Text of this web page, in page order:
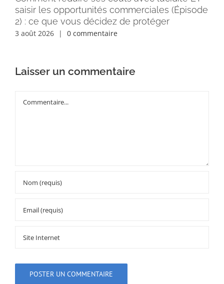
saisir les opportunités commerciales (Épisode
2) : ce que vous décidez de protéger
3 août 2026 | 0 commentaire
Laisser un commentaire
Commentaire